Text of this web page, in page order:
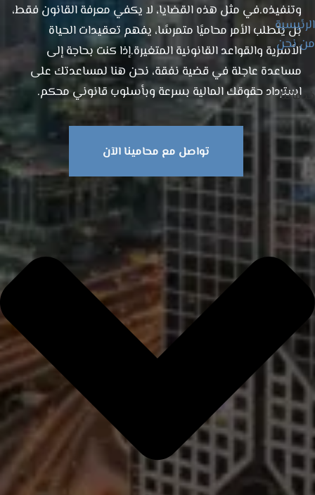
الرئيسية
من نحن
خدماتنا
وتنفيذه.في مثل هذه القضايا، لا يكفي معرفة القانون فقط،
بل يتطلب الأمر محاميًا متمرسًا، يفهم تعقيدات الحياة
الأسرية والقواعد القانونية المتغيرة.إذا كنت بحاجة إلى
مساعدة عاجلة في قضية نفقة، نحن هنا لمساعدتك على
استرداد حقوقك المالية بسرعة وبأسلوب قانوني محكم.
تواصل مع محامينا الآن